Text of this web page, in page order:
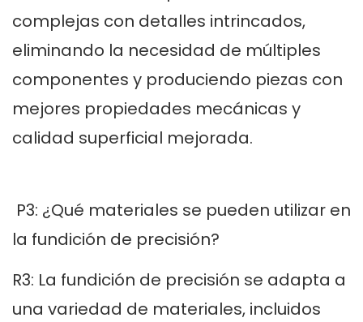
complejas con detalles intrincados,
eliminando la necesidad de múltiples
componentes y produciendo piezas con
mejores propiedades mecánicas y
calidad superficial mejorada.
P3: ¿Qué materiales se pueden utilizar en
la fundición de precisión?
R3: La fundición de precisión se adapta a
una variedad de materiales, incluidos